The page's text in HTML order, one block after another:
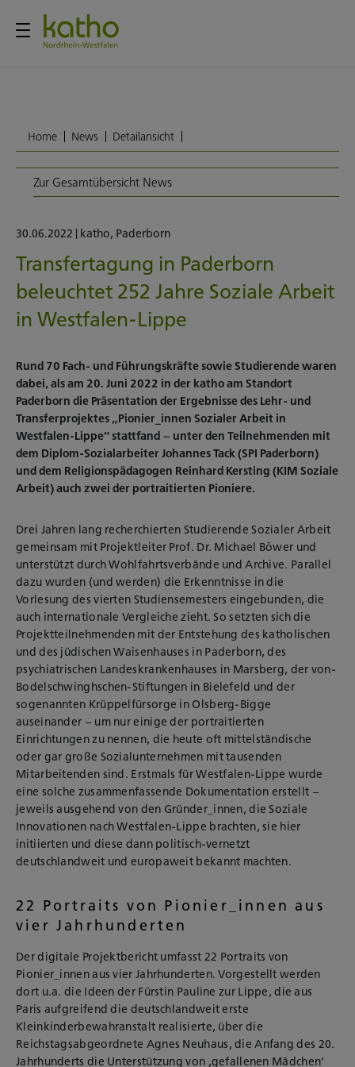
Home News Detailansicht
Zur Gesamtübersicht News
30.06.2022 katho, Paderborn
Transfertagung in Paderborn
beleuchtet 252 Jahre Soziale Arbeit
in Westfalen-Lippe
Rund 70 Fach- und Führungskräfte sowie Studierende waren
dabei, als am 20. Juni 2022 in der katho am Standort
Paderborn die Präsentation der Ergebnisse des Lehr- und
Transferprojektes „Pionier_innen Sozialer Arbeit in
Westfalen-Lippe“ stattfand – unter den Teilnehmenden mit
dem Diplom-Sozialarbeiter Johannes Tack (SPI Paderborn)
und dem Religionspädagogen Reinhard Kersting (KIM Soziale
Arbeit) auch zwei der portraitierten Pioniere.
Drei Jahren lang recherchierten Studierende Sozialer Arbeit
gemeinsam mit Projektleiter Prof. Dr. Michael Böwer und
unterstützt durch Wohlfahrtsverbände und Archive. Parallel
dazu wurden (und werden) die Erkenntnisse in die
Vorlesung des vierten Studiensemesters eingebunden, die
auch internationale Vergleiche zieht. So setzten sich die
Projektteilnehmenden mit der Entstehung des katholischen
und des jüdischen Waisenhauses in Paderborn, des
psychiatrischen Landeskrankenhauses in Marsberg, der von-
Bodelschwinghschen-Stiftungen in Bielefeld und der
sogenannten Krüppelfürsorge in Olsberg-Bigge
auseinander – um nur einige der portraitierten
Einrichtungen zu nennen, die heute oft mittelständische
oder gar große Sozialunternehmen mit tausenden
Mitarbeitenden sind. Erstmals für Westfalen-Lippe wurde
eine solche zusammenfassende Dokumentation erstellt –
jeweils ausgehend von den Gründer_innen, die Soziale
Innovationen nach Westfalen-Lippe brachten, sie hier
initiierten und diese dann politisch-vernetzt
deutschlandweit und europaweit bekannt machten.
22 Portraits von Pionier_innen aus
vier Jahrhunderten
Der digitale Projektbericht umfasst 22 Portraits von
Pionier_innen aus vier Jahrhunderten. Vorgestellt werden
dort u.a. die Ideen der Fürstin Pauline zur Lippe, die aus
Paris aufgreifend die deutschlandweit erste
Kleinkinderbewahranstalt realisierte, über die
Reichstagsabgeordnete Agnes Neuhaus, die Anfang des 20.
Jahrhunderts die Unterstützung von ‚gefallenen Mädchen‘